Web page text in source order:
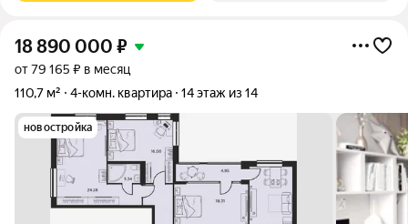
18 890 000 ₽
от 79 165 ₽ в месяц
110,7 м²
4-комн. квартира 14 этаж из 14
новостройка